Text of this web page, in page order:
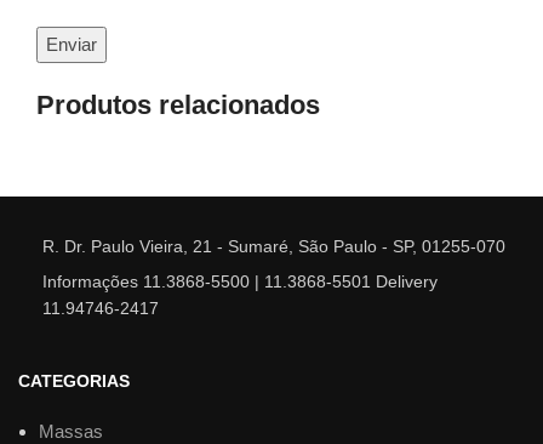
Produtos relacionados
R. Dr. Paulo Vieira, 21 - Sumaré, São Paulo - SP, 01255-070
Informações 11.3868-5500 | 11.3868-5501 Delivery
11.94746-2417
CATEGORIAS
Massas